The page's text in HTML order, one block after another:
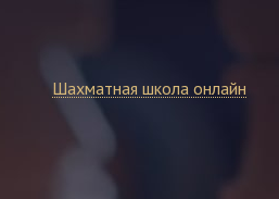
Шахматная школа онлайн